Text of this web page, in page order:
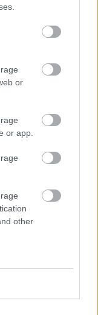
or
or app.
other
es birkózó-
be
utat, egy